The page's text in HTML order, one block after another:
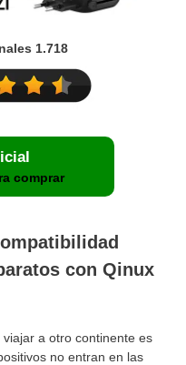
1.718
comprar
con Qinux
a otro continente es
no entran en las